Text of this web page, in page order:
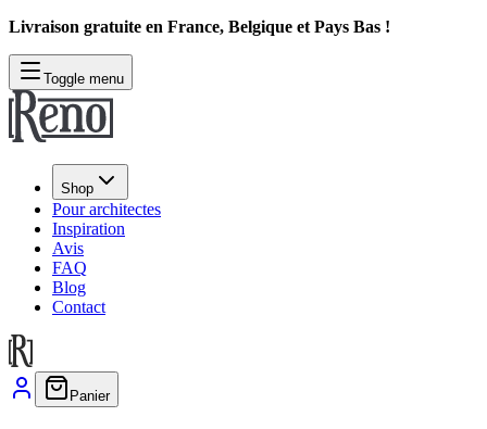
Livraison gratuite en France, Belgique et Pays Bas !
Toggle menu
Shop
Pour architectes
Inspiration
Avis
FAQ
Blog
Contact
Panier